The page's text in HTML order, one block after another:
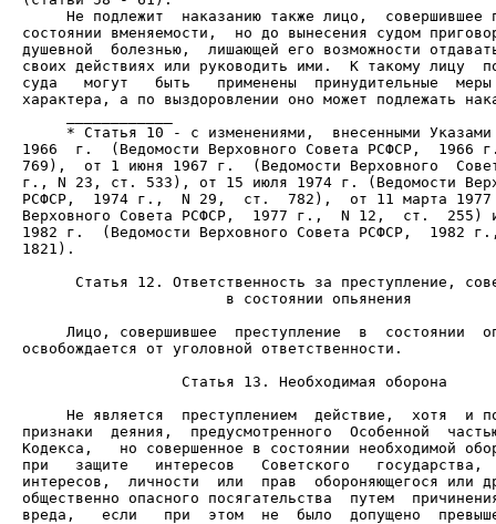
Не подлежит  наказанию также лицо,  совершившее
состоянии вменяемости,  но до вынесения судом
душевной  болезнью,  лишающей его возможности
своих действиях или руководить ими.  К такому лицу
суда   могут   быть   применены  принудительные  меры
* Статья 10 - с изменениями,  внесенными
1966  г.  (Ведомости Верховного Совета РСФСР,
769),  от 1 июня 1967 г.  (Ведомости Верховного
г., N 23, ст. 533), от 15 июля 1974 г. (Ведомости
РСФСР,  1974 г.,  N 29,  ст.  782),  от 11 марта 1977
Верховного Совета РСФСР,  1977 г.,  N 12,  ст.  255)
1982 г.  (Ведомости Верховного Совета РСФСР,
1821).
                       в состоянии опьянения
Лицо, совершившее  преступление  в  состоянии
освобождается от уголовной ответственности.
                  Статья 13. Необходимая оборона
Не является  преступлением  действие,  хотя  и
признаки  деяния,  предусмотренного  Особенной
Кодекса,   но совершенное в состоянии необходимой
при   защите   интересов   Советского   государства,
интересов,  личности  или  прав  обороняющегося или
общественно опасного посягательства  путем
вреда,   если   при  этом  не  было  допущено